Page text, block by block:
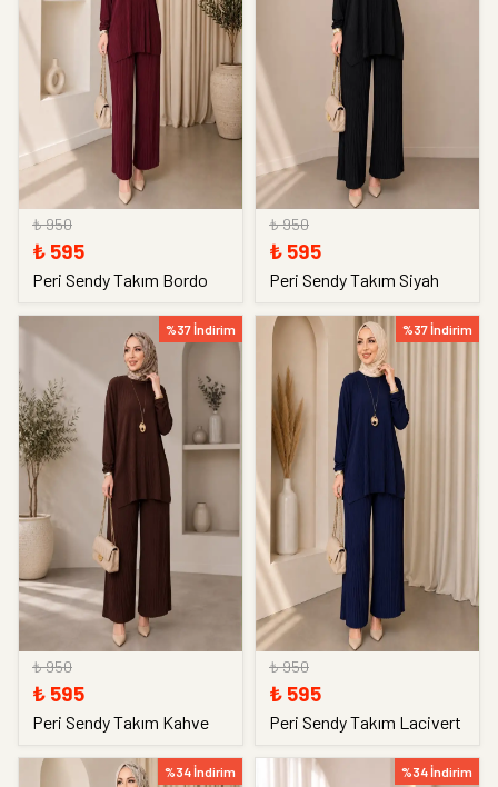
₺ 950
₺ 595
Peri Sendy Takım Bordo
₺ 950
₺ 595
Peri Sendy Takım Siyah
%37 İndirim
₺ 950
₺ 595
Peri Sendy Takım Kahve
%37 İndirim
₺ 950
₺ 595
Peri Sendy Takım Lacivert
%34 İndirim %34 İndirim